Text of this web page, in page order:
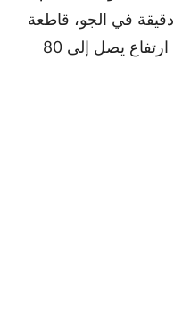
قضت Ingenuity حوالي 125.5 دقيقة في الجو، قاطعة
مسافة تقدر بنحو 10.5 ميل على ارتفاع يصل إلى 80